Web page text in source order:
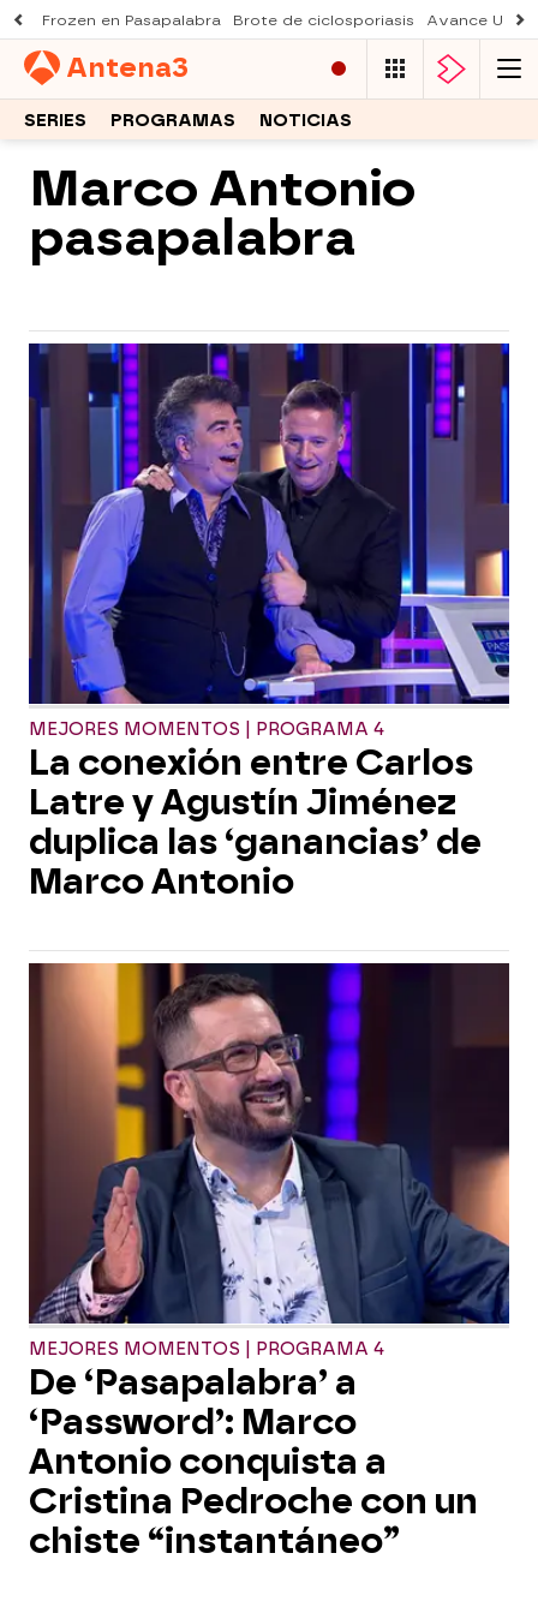
Frozen en Pasapalabra Brote de ciclosporiasis Avance Una
Antena3
SERIES PROGRAMAS NOTICIAS
Marco Antonio
pasapalabra
MEJORES MOMENTOS | PROGRAMA 4
La conexión entre Carlos
Latre y Agustín Jiménez
duplica las ‘ganancias’ de
Marco Antonio
MEJORES MOMENTOS | PROGRAMA 4
De ‘Pasapalabra’ a
‘Password’: Marco
Antonio conquista a
Cristina Pedroche con un
chiste “instantáneo”